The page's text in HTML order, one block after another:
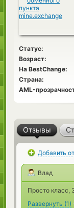
Статус:
Возраст:
На BestChange:
Страна:
AML-
Отзывы
Добавить
Влад
Просто класс,
Развернуть (1)